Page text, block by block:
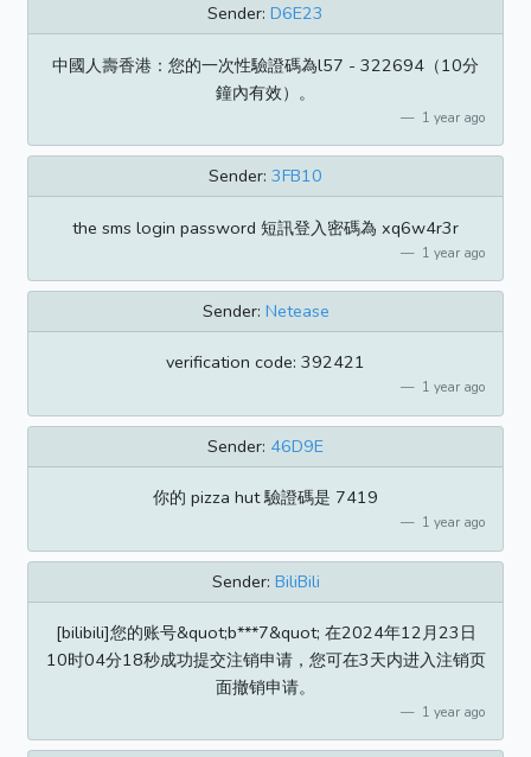
Sender: D6E23
中國人壽香港：您的一次性驗證碼為l57 - 322694（10分
鐘內有效）。
1 year ago
Sender: 3FB10
the sms login password 短訊登入密碼為 xq6w4r3r
1 year ago
Sender: Netease
verification code: 392421
1 year ago
Sender: 46D9E
你的 pizza hut 驗證碼是 7419
1 year ago
Sender: BiliBili
[bilibili]您的账号&quot;b***7&quot; 在2024年12月23日
10时04分18秒成功提交注销申请，您可在3天内进入注销页
面撤销申请。
1 year ago